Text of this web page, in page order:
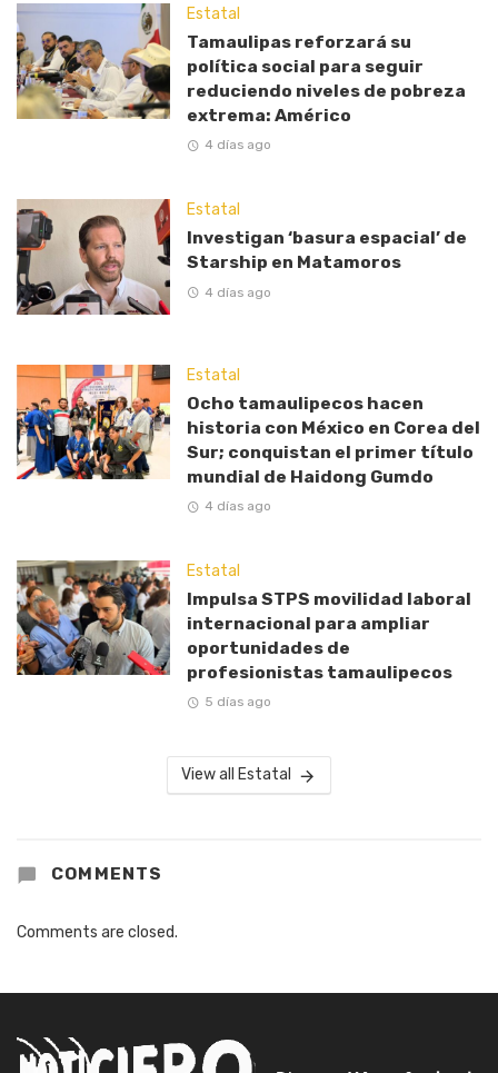
Estatal
Tamaulipas reforzará su
política social para seguir
reduciendo niveles de pobreza
extrema: Américo
4 días ago
Estatal
Investigan ‘basura espacial’ de
Starship en Matamoros
4 días ago
Estatal
Ocho tamaulipecos hacen
historia con México en Corea del
Sur; conquistan el primer título
mundial de Haidong Gumdo
4 días ago
Estatal
Impulsa STPS movilidad laboral
internacional para ampliar
oportunidades de
profesionistas tamaulipecos
5 días ago
View all Estatal
COMMENTS
Comments are closed.